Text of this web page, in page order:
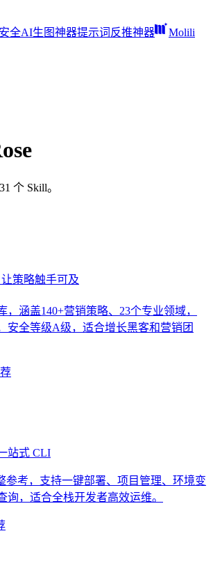
安全AI生图神器提示词反推神器
Molili
个 Skill。
策略触手可及
，涵盖140+营销策略、23个专业领域，
安全等级A级，适合增长黑客和营销团
站式 CLI
参考，支持一键部署、项目管理、环境变
询，适合全栈开发者高效运维。